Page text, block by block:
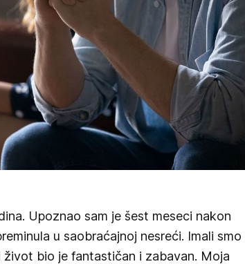
Upoznao sam je šest meseci nakon
u saobraćajnoj nesreći. Imali smo
život bio je fantastičan i zabavan. Moja